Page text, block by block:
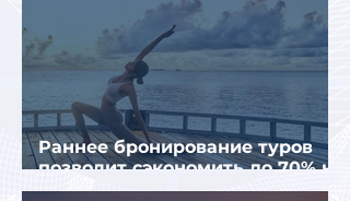
Раннее бронирование туров
позволит сэкономить до 70% на
летнем отдыхе — АТОР